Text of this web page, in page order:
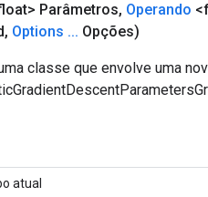
Parâmetros, Operando
, Options ... Opções)
classe que envolve uma
atual